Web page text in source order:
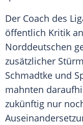
Der Coach des
öffentlich Kritik
Norddeutschen
zusätzlicher
Schmadtke und
mahnten
zukünftig nur